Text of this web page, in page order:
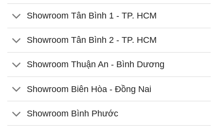
Showroom Tân Bình 1 - TP. HCM
Showroom Tân Bình 2 - TP. HCM
Showroom Thuận An - Bình Dương
Showroom Biên Hòa - Đồng Nai
Showroom Bình Phước